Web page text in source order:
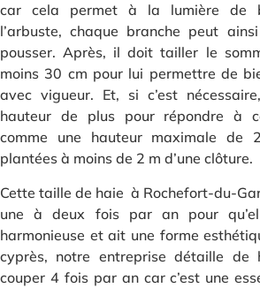
car cela permet à la lumière de
l’arbuste, chaque branche peut
pousser. Après, il doit tailler le
moins 30 cm pour lui permettre de
avec vigueur. Et, si c’est
hauteur de plus pour répondre à
comme une hauteur maximale de
plantées à moins de 2 m d’une clôture.
Cette taille de haie à Rochefort-du-
une à deux fois par an pour
harmonieuse et ait une forme
cyprès, notre entreprise détaille de
couper 4 fois par an car c’est une